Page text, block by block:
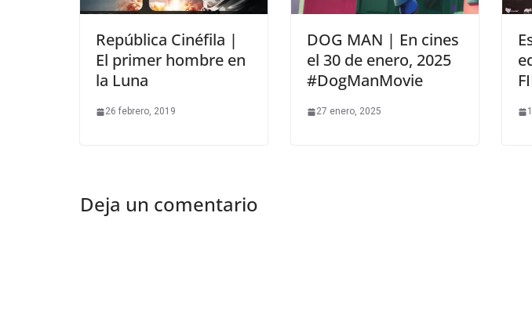
República Cinéfila |
El primer hombre en
la Luna
26 febrero, 2019
DOG MAN | En cines
el 30 de enero, 2025
#DogManMovie
27 enero, 2025
Deja un comentario